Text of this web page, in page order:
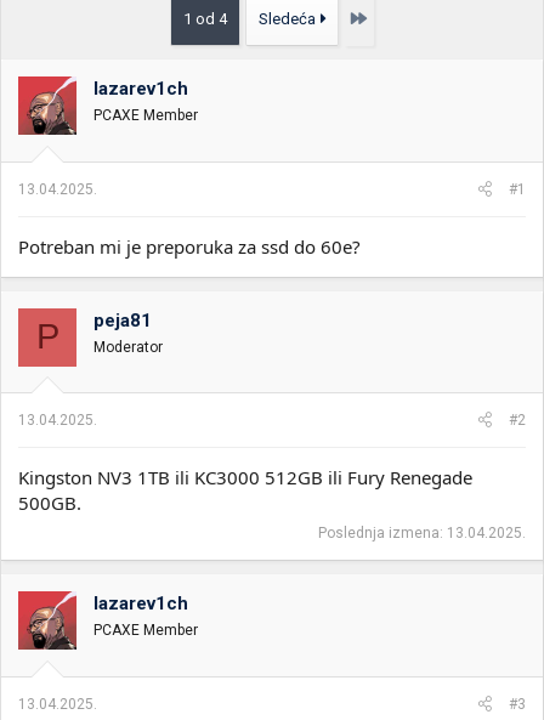
k
t
e
m
o
k
e
j
1 od 4 Sledeća Poslednja
lazarev1ch
PCAXE Member
13.04.2025. #1
Potreban mi je preporuka za ssd do 60e?
P peja81
Moderator
13.04.2025. #2
Kingston NV3 1TB ili KC3000 512GB ili Fury Renegade
500GB.
Poslednja izmena: 13.04.2025.
lazarev1ch
PCAXE Member
13.04.2025. #3